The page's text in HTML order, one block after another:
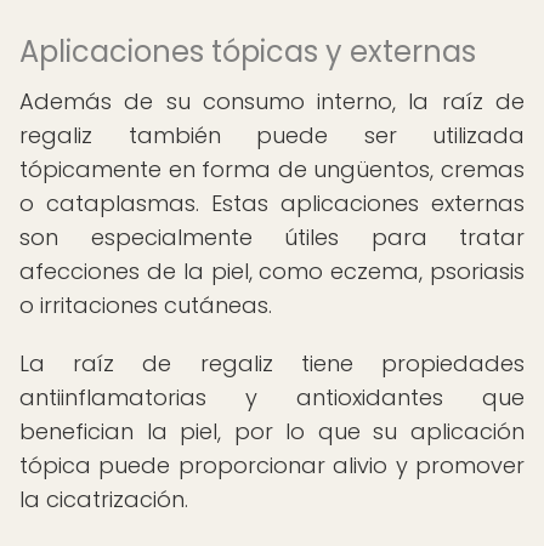
Aplicaciones tópicas y externas
Además de su consumo interno, la raíz de
regaliz también puede ser utilizada
tópicamente en forma de ungüentos, cremas
o cataplasmas. Estas aplicaciones externas
son especialmente útiles para tratar
afecciones de la piel, como eczema, psoriasis
o irritaciones cutáneas.
La raíz de regaliz tiene propiedades
antiinflamatorias y antioxidantes que
benefician la piel, por lo que su aplicación
tópica puede proporcionar alivio y promover
la cicatrización.